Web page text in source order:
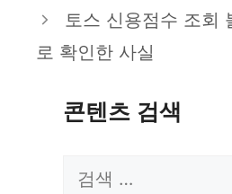
토스 신용점수 조회
로 확인한 사실
콘텐츠 검색
검